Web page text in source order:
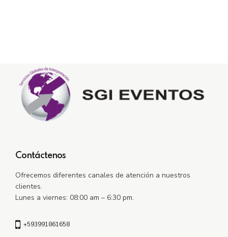
Contáctenos
Ofrecemos diferentes canales de atención a nuestros
clientes.
Lunes a viernes: 08:00 am – 6:30 pm.
+593991861658